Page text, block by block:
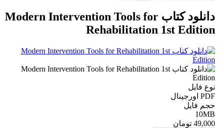
دانلود کتاب Modern Intervention Tools for
Rehabilitation 1st Edition
نوع فایل
PDF اورجينال
حجم فایل
10MB
49,000 تومان